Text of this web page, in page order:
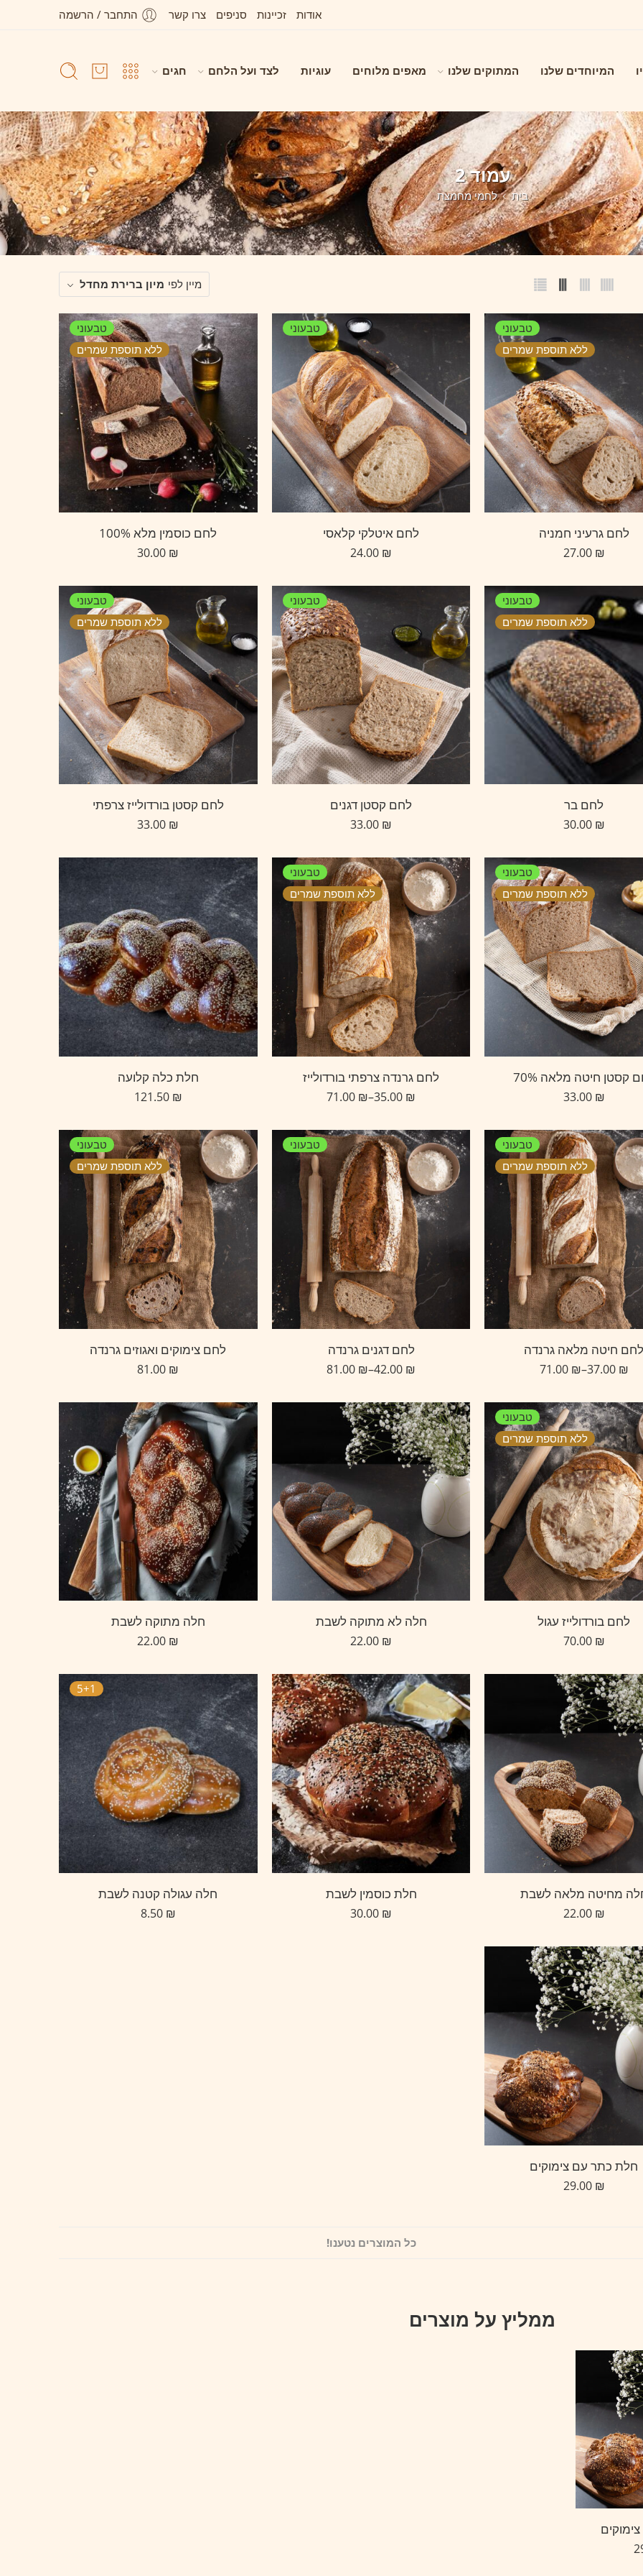
אודות זכיינות סניפים צרו קשר התחבר / הרשמה
המיוחדים שלנו המתוקים שלנו מאפים מלוחים עוגיות לצד ועל הלחם חגים
עמוד 2
בית לחמי מחמצת
מיין לפי מיון ברירת מחדל
טבעוני
ללא תוספת שמרים
לחם גרעיני חמניה
₪
27.00
טבעוני
לחם איטלקי קלאסי
₪
טבעוני
ללא תוספת שמרים
לחם כוסמין מלא 100%
₪
טבעוני
ללא תוספת שמרים
לחם בר
₪
30.00
טבעוני
לחם קסטן דגנים
₪
טבעוני
ללא תוספת שמרים
לחם קסטן בורדולייז צרפתי
₪
טבעוני
ללא תוספת שמרים
קסטן חיטה מלאה 70%
₪
33.00
טבעוני
ללא תוספת שמרים
לחם גרנדה צרפתי בורדולייז
₪
–
₪
חלת כלה קלועה
₪
121.50
טבעוני
ללא תוספת שמרים
חיטה מלאה גרנדה
₪
37.00
–
₪
71.00
טבעוני
לחם דגנים גרנדה
₪
–
₪
טבעוני
ללא תוספת שמרים
לחם צימוקים ואגוזים גרנדה
₪
טבעוני
ללא תוספת שמרים
לחם בורדולייז עגול
₪
70.00
חלה לא מתוקה לשבת
₪
חלה מתוקה לשבת
₪
מחיטה מלאה לשבת
₪
22.00
חלת כוסמין לשבת
₪
5+1
חלה עגולה קטנה לשבת
₪
8.50
חלת כתר עם צימוקים
₪
29.00
כל המוצרים נטענו!
ממליץ על מוצרים